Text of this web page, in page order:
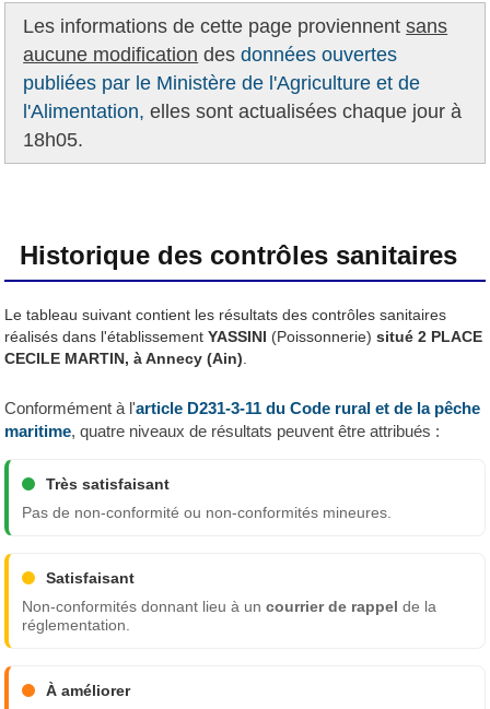
Les informations de cette page proviennentsans
aucune modification desdonnées ouvertes
publiées par le Ministère de l'Agriculture et de
l'Alimentation, elles sont actualisées chaque jour à
18h05.
Historique des contrôles sanitaires
Le tableau suivant contient les résultats des contrôles sanitaires
réalisés dans l'établissementYASSINI (Poissonnerie) situé 2 PLACE
CECILE MARTIN, à Annecy (Ain)
Conformément à l'article D231-3-11 du Code rural et de la pêche
maritime, quatre niveaux de résultats peuvent être attribués :
Très satisfaisant
Pas de non-conformité ou non-conformités mineures.
Satisfaisant
Non-conformités donnant lieu à uncourrier de rappel de la
réglementation.
À améliorer